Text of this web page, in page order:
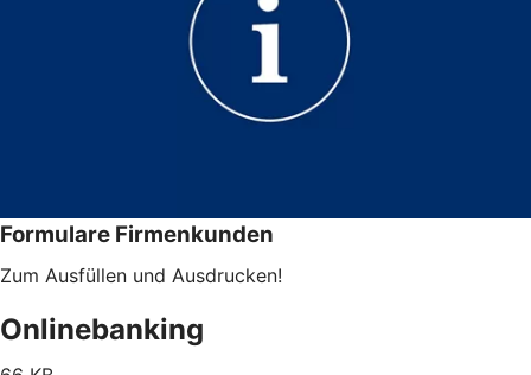
Formulare Firmenkunden
Zum Ausfüllen und Ausdrucken!
Onlinebanking